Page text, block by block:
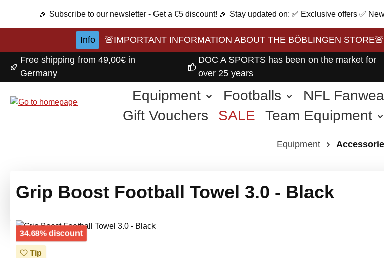
to main content
Skip to search
Skip to main navigation
🎉 Subscribe to our newsletter - Get a €5 discount! 🎉 Stay updated on: ✅ Exclusive offers ✅
Info
🚨IMPORTANT INFORMATION ABOUT THE BÖBLINGEN
Free shipping from 49,00€ in
Germany
DOC A SPORTS has been on the market for
over 25 years
Equipment Footballs NFL
Gift Vouchers
SALE Team Equipment
Equipment
Grip Boost Football Towel 3.0 - Black
Skip image gallery
34.68% discount
Tip